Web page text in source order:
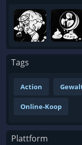
Tags
Action
Online-Koop
Plattform